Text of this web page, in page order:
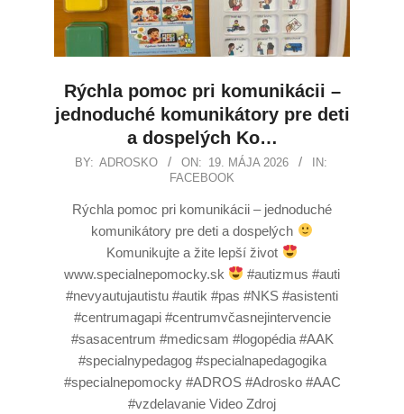
Rýchla pomoc pri komunikácii –
jednoduché komunikátory pre deti
a dospelých Ko…
BY: ADROSKO ON: 19. MÁJA 2026
IN:
FACEBOOK
Rýchla pomoc pri komunikácii – jednoduché
komunikátory pre deti a dospelých
Komunikujte a žite lepší život
www.specialnepomocky.sk
#autizmus #auti
#nevyautujautistu #autik #pas #NKS #asistenti
#centrumagapi #centrumvčasnejintervencie
#sasacentrum #medicsam #logopédia #AAK
#specialnypedagog #specialnapedagogika
#specialnepomocky #ADROS #Adrosko #AAC
#vzdelavanie Video Zdroj